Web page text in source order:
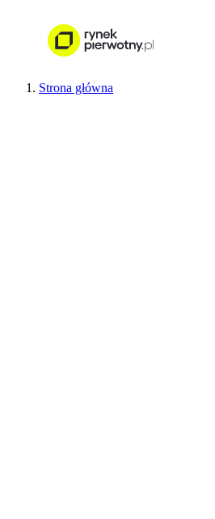
Strona główna